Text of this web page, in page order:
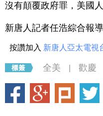
沒有顛覆政府罪，美國
新唐人記者任浩綜合報導
按讚加入 新唐人亞太電視
全美 歡慶